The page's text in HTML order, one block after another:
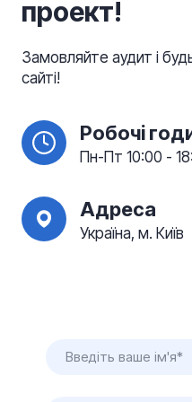
проект!
Замовляйте аудит і
сайті!
Робочі
Пн-Пт 10:00 -
Адреса
Україна, м. Київ